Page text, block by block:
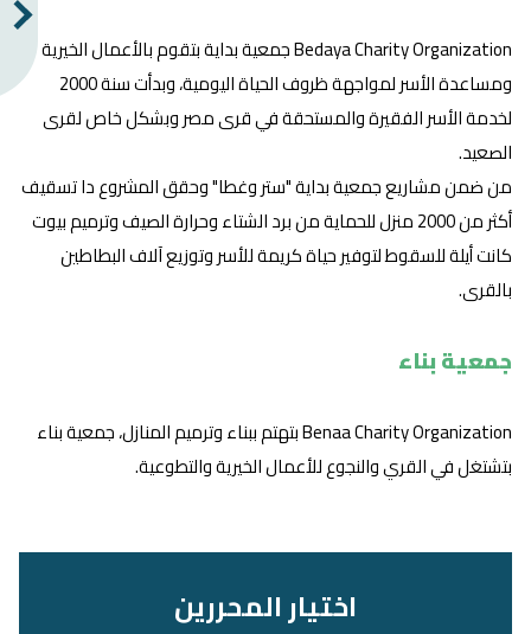
Bedaya Charity Organization جمعية بداية بتقوم بالأعمال الخيرية
ومساعدة الأسر لمواجهة ظروف الحياة اليومية، وبدأت سنة 2000
لخدمة الأسر الفقيرة والمستحقة في قرى مصر وبشكل خاص لقرى
الصعيد.
من ضمن مشاريع جمعية بداية "ستر وغطا" وحقق المشروع دا تسقيف
أكثر من 2000 منزل للحماية من برد الشتاء وحرارة الصيف وترميم بيوت
كانت أيلة للسقوط لتوفير حياة كريمة للأسر وتوزيع آلاف البطاطين
بالقرى.
جمعية بناء
Benaa Charity Organization بتهتم ببناء وترميم المنازل، جمعية بناء
بتشتغل في القري والنجوع للأعمال الخيرية والتطوعية.
اختيار المحررين